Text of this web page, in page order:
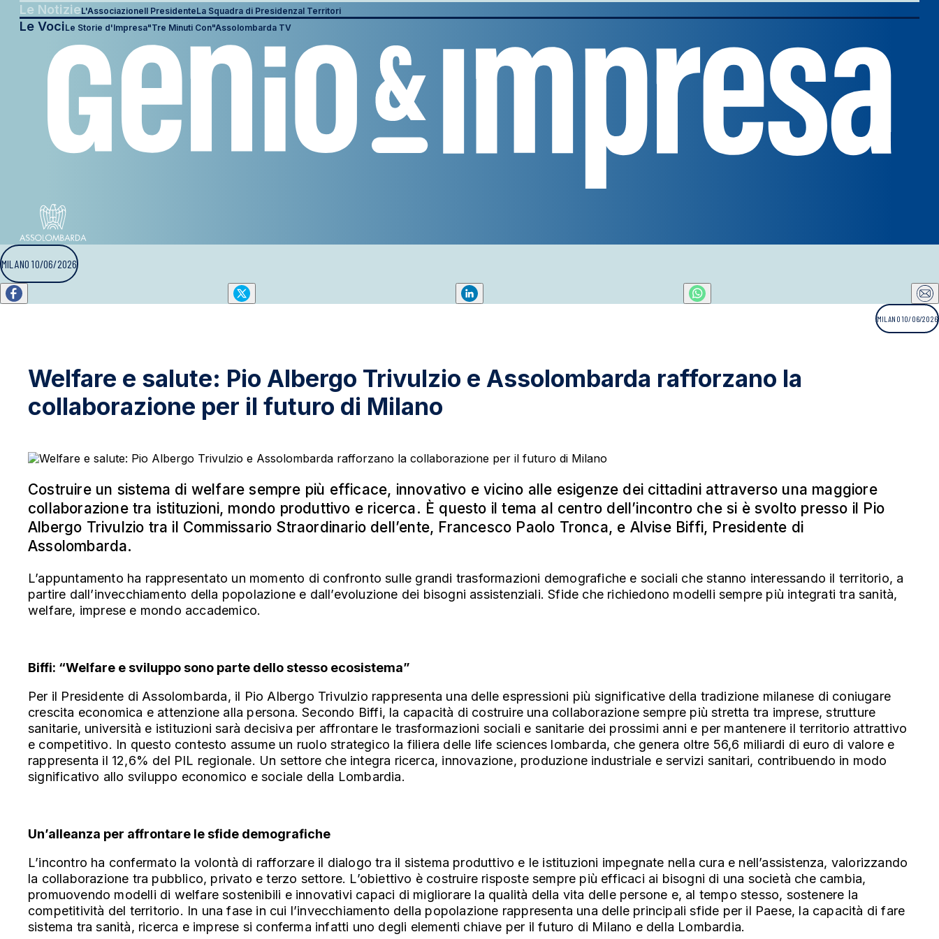
Le NotizieL'AssociazioneIl PresidenteLa Squadra di PresidenzaI Territori
Le VociLe Storie d'Impresa"Tre Minuti Con"Assolombarda TV
MILANO 10/06/2026
MILANO 10/06/2026
Welfare e salute: Pio Albergo Trivulzio e Assolombarda rafforzano la
collaborazione per il futuro di Milano
Costruire un sistema di welfare sempre più efficace, innovativo e vicino alle esigenze dei cittadini attraverso una maggiore
collaborazione tra istituzioni, mondo produttivo e ricerca. È questo il tema al centro dell’incontro che si è svolto presso il Pio
Albergo Trivulzio tra il Commissario Straordinario dell’ente, Francesco Paolo Tronca, e Alvise Biffi, Presidente di
Assolombarda.
L’appuntamento ha rappresentato un momento di confronto sulle grandi trasformazioni demografiche e sociali che stanno interessando il territorio, a
partire dall’invecchiamento della popolazione e dall’evoluzione dei bisogni assistenziali. Sfide che richiedono modelli sempre più integrati tra sanità,
welfare, imprese e mondo accademico.
Biffi: “Welfare e sviluppo sono parte dello stesso ecosistema”
Per il Presidente di Assolombarda, il Pio Albergo Trivulzio rappresenta una delle espressioni più significative della tradizione milanese di coniugare
crescita economica e attenzione alla persona. Secondo Biffi, la capacità di costruire una collaborazione sempre più stretta tra imprese, strutture
sanitarie, università e istituzioni sarà decisiva per affrontare le trasformazioni sociali e sanitarie dei prossimi anni e per mantenere il territorio attrattivo
e competitivo. In questo contesto assume un ruolo strategico la filiera delle life sciences lombarda, che genera oltre 56,6 miliardi di euro di valore e
rappresenta il 12,6% del PIL regionale. Un settore che integra ricerca, innovazione, produzione industriale e servizi sanitari, contribuendo in modo
significativo allo sviluppo economico e sociale della Lombardia.
Un’alleanza per affrontare le sfide demografiche
L’incontro ha confermato la volontà di rafforzare il dialogo tra il sistema produttivo e le istituzioni impegnate nella cura e nell’assistenza, valorizzando
la collaborazione tra pubblico, privato e terzo settore. L’obiettivo è costruire risposte sempre più efficaci ai bisogni di una società che cambia,
promuovendo modelli di welfare sostenibili e innovativi capaci di migliorare la qualità della vita delle persone e, al tempo stesso, sostenere la
competitività del territorio. In una fase in cui l’invecchiamento della popolazione rappresenta una delle principali sfide per il Paese, la capacità di fare
sistema tra sanità, ricerca e imprese si conferma infatti uno degli elementi chiave per il futuro di Milano e della Lombardia.